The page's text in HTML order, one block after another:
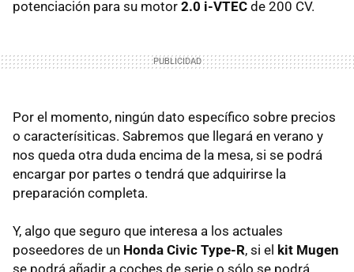
potenciación para su motor 2.0 i-VTEC de 200 CV.
Por el momento, ningún dato específico sobre precios
o caracterísiticas. Sabremos que llegará en verano y
nos queda otra duda encima de la mesa, si se podrá
encargar por partes o tendrá que adquirirse la
preparación completa.
Y, algo que seguro que interesa a los actuales
poseedores de un Honda Civic Type-R, si el kit Mugen